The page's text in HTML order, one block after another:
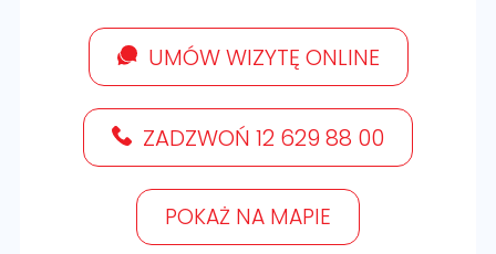
UMÓW WIZYTĘ ONLINE
ZADZWOŃ 12 629 88 00
POKAŻ NA MAPIE